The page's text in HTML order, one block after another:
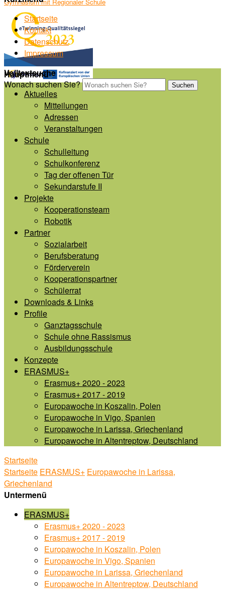
Startseite
Kontakt
Datenschutz
Impressum
Volltextsuche
Wonach suchen Sie?
Suchen
Hauptmenü
Aktuelles
Mitteilungen
Adressen
Veranstaltungen
Schule
Schulleitung
Schulkonferenz
Tag der offenen Tür
Sekundarstufe II
Projekte
Kooperationsteam
Robotik
Partner
Sozialarbeit
Berufsberatung
Förderverein
Kooperationspartner
Schülerrat
Downloads & Links
Profile
Ganztagsschule
Schule ohne Rassismus
Ausbildungsschule
Konzepte
ERASMUS+
Erasmus+ 2020 - 2023
Erasmus+ 2017 - 2019
Europawoche in Koszalin, Polen
Europawoche in Vigo, Spanien
Europawoche in Larissa, Griechenland
Europawoche in Altentreptow, Deutschland
Startseite
Startseite ERASMUS+ Europawoche in Larissa,
Griechenland
Untermenü
ERASMUS+
Erasmus+ 2020 - 2023
Erasmus+ 2017 - 2019
Europawoche in Koszalin, Polen
Europawoche in Vigo, Spanien
Europawoche in Larissa, Griechenland
Europawoche in Altentreptow, Deutschland